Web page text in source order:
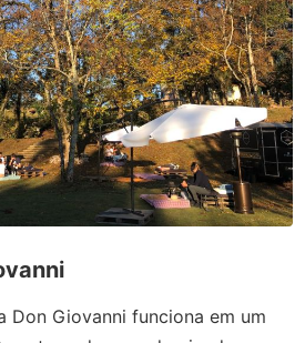
Don Giovanni funciona em um